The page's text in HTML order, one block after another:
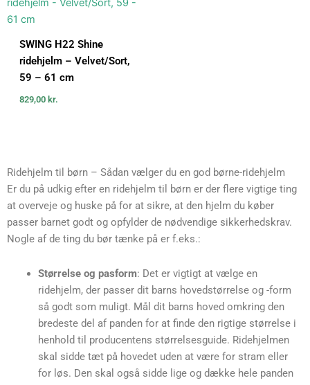
SWING H22 Shine
ridehjelm – Velvet/Sort,
59 – 61 cm
829,00 kr.
Ridehjelm til børn – Sådan vælger du en god børne-ridehjelm
Er du på udkig efter en ridehjelm til børn er der flere vigtige ting
at overveje og huske på for at sikre, at den hjelm du køber
passer barnet godt og opfylder de nødvendige sikkerhedskrav.
Nogle af de ting du bør tænke på er f.eks.:
Størrelse og pasform: Det er vigtigt at vælge en
ridehjelm, der passer dit barns hovedstørrelse og -form
så godt som muligt. Mål dit barns hoved omkring den
bredeste del af panden for at finde den rigtige størrelse i
henhold til producentens størrelsesguide. Ridehjelmen
skal sidde tæt på hovedet uden at være for stram eller
for løs. Den skal også sidde lige og dække hele panden